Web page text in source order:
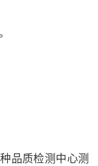
品质检测中心测